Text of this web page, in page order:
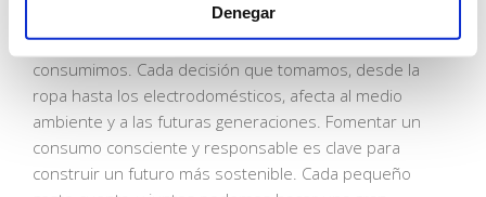
Denegar
Así es, este enfoque no se limita solo a los muebles,
sino que se aplica a cualquier producto que
consumimos. Cada decisión que tomamos, desde la
ropa hasta los electrodomésticos, afecta al medio
ambiente y a las futuras generaciones. Fomentar un
consumo consciente y responsable es clave para
construir un futuro más sostenible. Cada pequeño